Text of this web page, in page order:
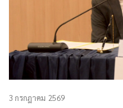
3 กรกฎาคม 2569